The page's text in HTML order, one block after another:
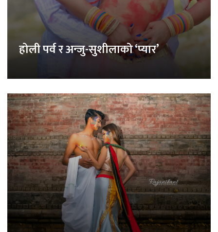
होली पर्व र अन्जु-सुशीलाको ‘प्यार’